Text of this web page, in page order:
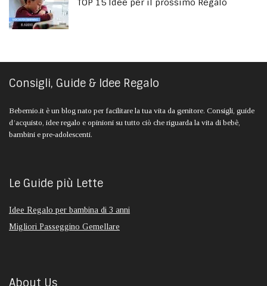
TOP 15 Idee per il prossimo Regalo
Consigli, Guide & Idee Regalo
Bebemio.it è un blog nato per facilitare la tua vita da genitore. Consigli, guide
d’acquisto, idee regalo e opinioni su tutto ciò che riguarda la vita di bebè,
bambini e pre-adolescenti.
Le Guide più Lette
Idee Regalo per bambina di 3 anni
Migliori Passeggino Gemellare
About Us